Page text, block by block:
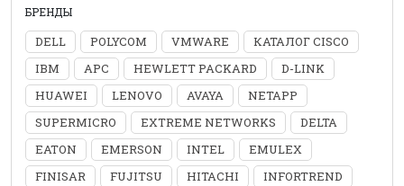
БРЕНДЫ
DELL POLYCOM VMWARE
КАТАЛОГ CISCO
IBM
APC HEWLETT PACKARD
D-LINK
HUAWEI
LENOVO AVAYA
NETAPP
SUPERMICRO
EXTREME NETWORKS
DELTA
EATON
EMERSON INTEL
EMULEX
FINISAR
FUJITSU HITACHI INFORTREND